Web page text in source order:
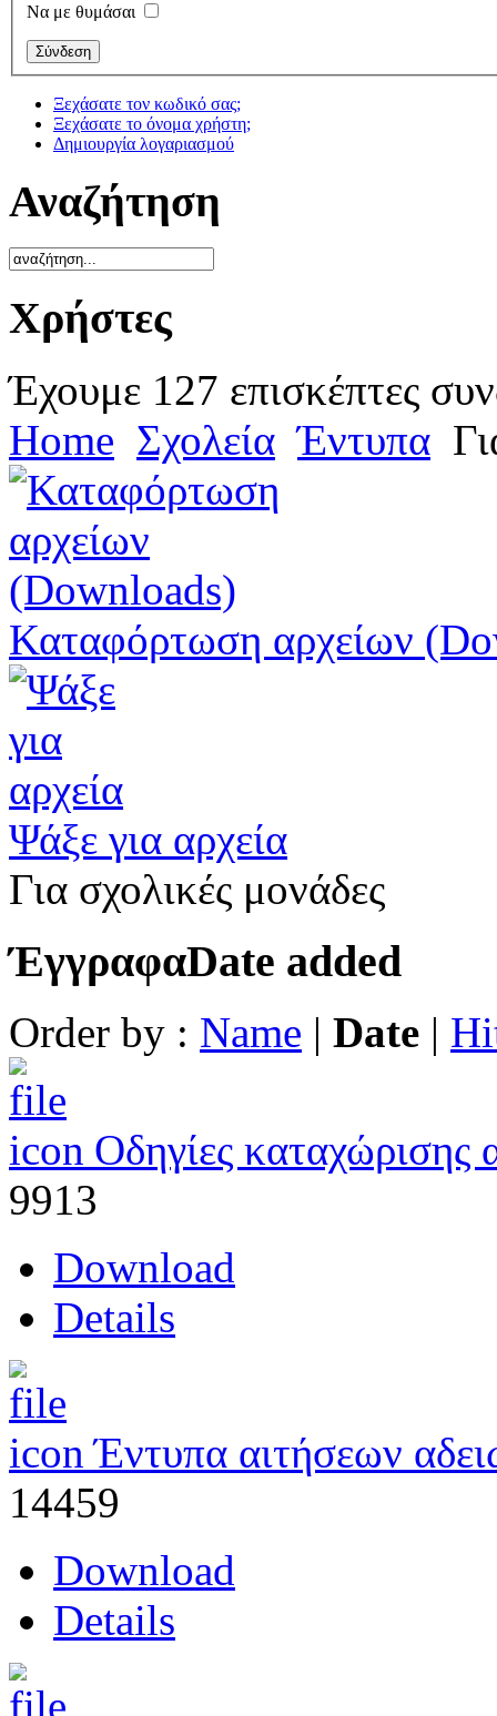
Να με θυμάσαι
Ξεχάσατε τον κωδικό σας;
Ξεχάσατε το όνομα χρήστη;
Δημιουργία λογαριασμού
Αναζήτηση
Χρήστες
Έχουμε 127 επισκέπτες
Home Σχολεία Έντυπα
Καταφόρτωση αρχείων
Ψάξε για αρχεία
Για σχολικές μονάδες
ΈγγραφαDate added
Order by : Name | Date |
Οδηγίες καταχώρισης
9913
Download
Details
Έντυπα αιτήσεων
14459
Download
Details